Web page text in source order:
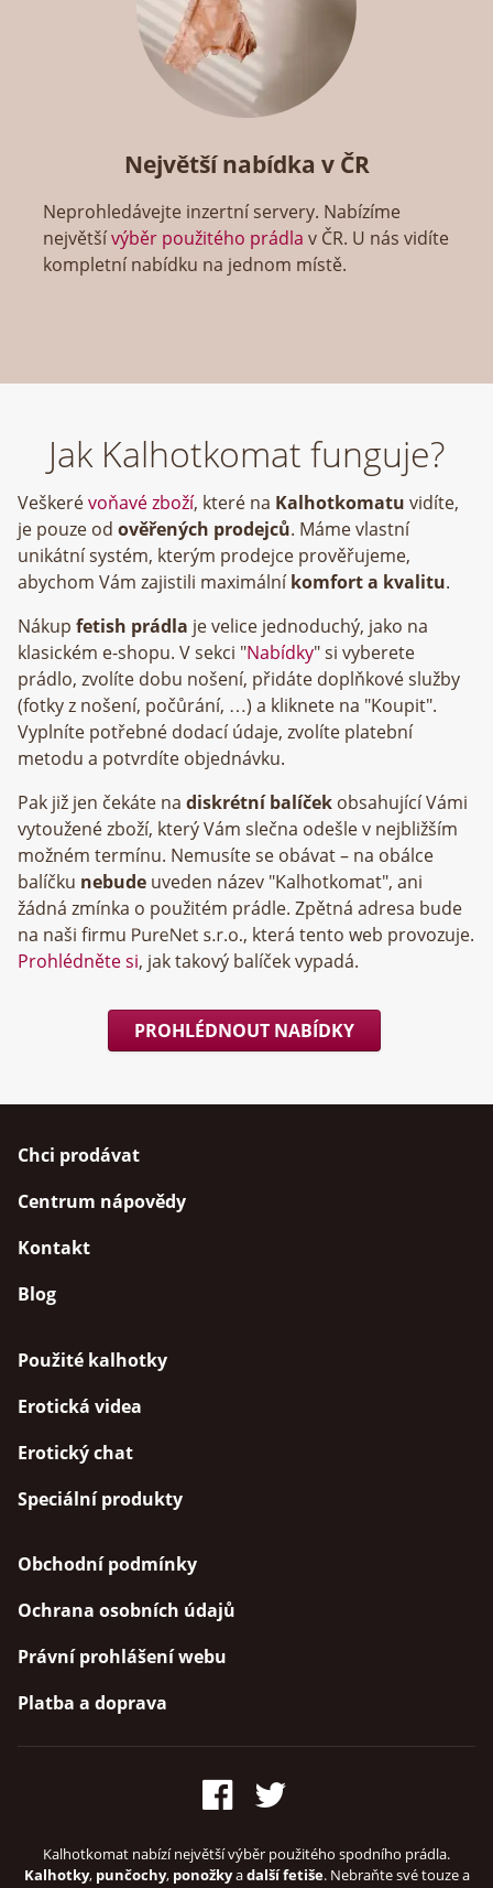
Největší nabídka v ČR
Neprohledávejte inzertní servery. Nabízíme
největšívýběr použitého prádla v ČR. U nás vidíte
kompletní nabídku na jednom místě.
Jak Kalhotkomat funguje?
Veškerévoňavé zboží, které na Kalhotkomatu vidíte,
je pouze od ověřených prodejců. Máme vlastní
unikátní systém, kterým prodejce prověřujeme,
abychom Vám zajistili maximálníkomfort a kvalitu.
Nákup fetish prádla je velice jednoduchý, jako na
klasickém e-shopu. V sekci "Nabídky" si vyberete
prádlo, zvolíte dobu nošení, přidáte doplňkové služby
(fotky z nošení, počůrání, …) a kliknete na "Koupit".
Vyplníte potřebné dodací údaje, zvolíte platební
metodu a potvrdíte objednávku.
Pak již jen čekáte na diskrétní balíček obsahující Vámi
vytoužené zboží, který Vám slečna odešle v nejbližším
možném termínu. Nemusíte se obávat – na obálce
balíčku nebude uveden název "Kalhotkomat", ani
žádná zmínka o použitém prádle. Zpětná adresa bude
na naši firmu
, která tento web provozuje.
Prohlédněte si, jak takový balíček vypadá.
PROHLÉDNOUT NABÍDKY
Chci prodávat
Centrum nápovědy
Kontakt
Blog
Použité kalhotky
Erotická videa
Erotický chat
Speciální produkty
Obchodní podmínky
Ochrana osobních údajů
Právní prohlášení webu
Platba a doprava
Kalhotkomat nabízí největší výběr použitého spodního prádla.
Kalhotky, punčochy, ponožkyadalší fetiše. Nebraňte své touze a